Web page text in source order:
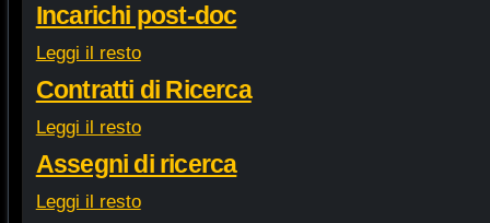
Incarichi post-doc
Leggi il resto
Contratti di Ricerca
Leggi il resto
Assegni di ricerca
Leggi il resto